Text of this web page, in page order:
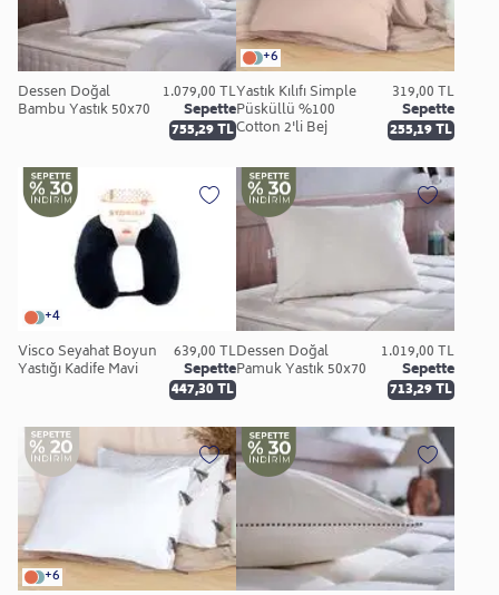
Dessen Doğal
Bambu Yastık 50x70
1.079,00 TL
Sepette
755,29 TL
+6
Yastık Kılıfı Simple
Püsküllü %100
Cotton 2'li Bej
319,00 TL
Sepette
255,19 TL
+4
Visco Seyahat Boyun
Yastığı Kadife Mavi
639,00 TL
Sepette
447,30 TL
Dessen Doğal
Pamuk Yastık 50x70
1.019,00 TL
Sepette
713,29 TL
+6